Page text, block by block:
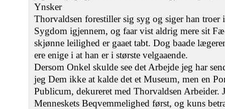
Ynsker
Thorvaldsen forestiller sig syg og siger han troer
Sygdom igjennem, og faar vist aldrig mere sit
skjønne leilighed er gaaet tabt. Dog baade
ere enige i at han er i største velgaaende.
Dersom Onkel skulde see det Arbejde jeg har
jeg Dem ikke at kalde det et Museum, men en
Publicum, dekureret med Thorvaldsen Arbeider.
Menneskets Beqvemmelighed først, og kuns